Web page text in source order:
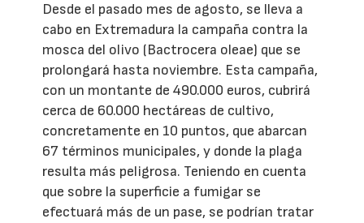
Desde el pasado mes de agosto, se lleva a
cabo en Extremadura la campaña contra la
mosca del olivo (Bactrocera oleae) que se
prolongará hasta noviembre. Esta campaña,
con un montante de 490.000 euros, cubrirá
cerca de 60.000 hectáreas de cultivo,
concretamente en 10 puntos, que abarcan
67 términos municipales, y donde la plaga
resulta más peligrosa. Teniendo en cuenta
que sobre la superficie a fumigar se
efectuará más de un pase, se podrían tratar